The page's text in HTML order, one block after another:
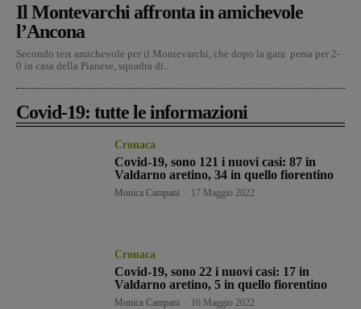
Il Montevarchi affronta in amichevole
l’Ancona
Secondo test amichevole per il Montevarchi, che dopo la gara persa per 2-
0 in casa della Pianese, squadra di...
Covid-19: tutte le informazioni
Cronaca
Covid-19, sono 121 i nuovi casi: 87 in
Valdarno aretino, 34 in quello fiorentino
Monica Campani 17 Maggio 2022
Cronaca
Covid-19, sono 22 i nuovi casi: 17 in
Valdarno aretino, 5 in quello fiorentino
Monica Campani 16 Maggio 2022